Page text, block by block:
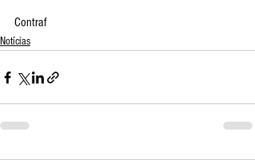
Contraf
Notícias